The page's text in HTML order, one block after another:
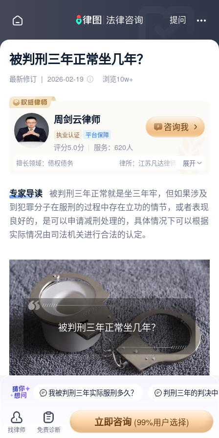
提问
被判刑三年正常坐几年？
最新修订 | 2026-02-19 浏览10w+
周剑云律师
执业认证 平台保障
咨询我
评分5.0分 服务： 620人
擅长领域：债权债务
律所：江苏凡达律师事务所
展开
专家导读
被判刑三年正常就是坐三年牢，但如果涉及
到犯罪分子在服刑的过程中存在立功的情节，或者表现
良好的，是可以申请减刑处理的，具体情况下可以根据
实际情况由司法机关进行合法的认定。
被判刑三年正常坐几年？
一、被 判刑三年正常坐几年?
我被判刑三年实际服刑多久？ 判刑三年的判决
找律师 免费诊断
立即咨询(99%用户选择)